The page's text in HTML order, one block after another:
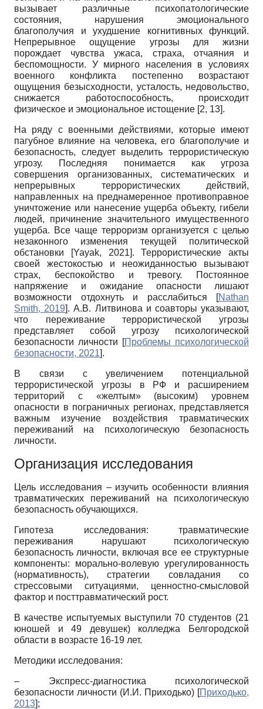
вызывает различные психопатологические
состояния, нарушения эмоционального
благополучия и ухудшение когнитивных функций.
Непрерывное ощущение угрозы для жизни
порождает чувства ужаса, страха, отчаяния и
беспомощности. У мирного населения в условиях
военного конфликта постепенно возрастают
ощущения безысходности, усталость, недовольство,
снижается работоспособность, происходит
физическое и эмоциональное истощение [2, 13].
На ряду с военными действиями, которые имеют
пагубное влияние на человека, его благополучие и
безопасность, следует выделить террористическую
угрозу. Последняя понимается как угроза
совершения организованных, систематических и
непрерывных террористических действий,
направленных на преднамеренное противоправное
уничтожение или нанесение ущерба объекту, гибели
людей, причинение значительного имущественного
ущерба. Все чаще терроризм организуется с целью
незаконного изменения текущей политической
обстановки
[Yayak, 2021]. Террористические акты
своей жестокостью и неожиданностью вызывают
страх, беспокойство и тревогу. Постоянное
напряжение и ожидание опасности лишают
возможности отдохнуть и расслабиться
[Nathan
Smith, 2019]. А.В. Литвинова и соавторы указывают,
что переживание террористической угрозы
представляет собой угрозу психологической
безопасности личности [Проблемы психологической
безопасности, 2021].
В связи с увеличением потенциальной
террористической угрозы в РФ и расширением
территорий с «желтым» (высоким) уровнем
опасности в пограничных регионах, представляется
важным изучение воздействия травматических
переживаний на психологическую безопасность
личности.
Организация исследования
Цель исследования – изучить особенности влияния
травматических переживаний на психологическую
безопасность обучающихся.
Гипотеза исследования: травматические
переживания нарушают психологическую
безопасность личности, включая все ее структурные
компоненты: морально-волевую урегулированность
(нормативность), стратегии совладания со
стрессовыми ситуациями, ценностно-смысловой
фактор и посттравматический рост.
В качестве испытуемых выступили 70 студентов (21
юношей и 49 девушек) колледжа Белгородской
области в возрасте 16-19 лет.
Методики исследования:
– Экспресс-диагностика психологической
безопасности личности (И.И. Приходько) [Приходько,
2013];